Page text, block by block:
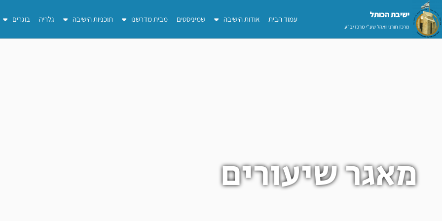
דילוג
לתוכן
ישיבת הכותל​
מרכז תורני וואהל שע"י מרכז יב"ע
עמוד הבית אודות הישיבה שמיניסטים מבית מדרשנו תוכניות הישיבה גלריה בוגרים
מאגר שיעורים